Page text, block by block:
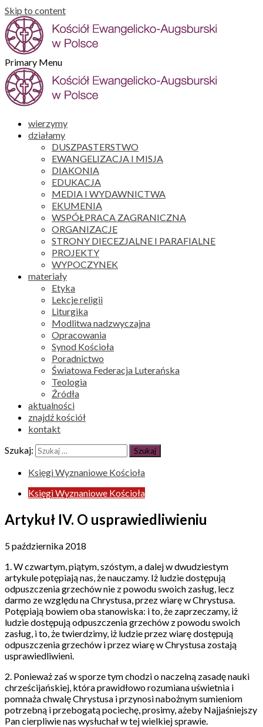
Skip to content
Primary Menu
wierzymy
działamy
DUSZPASTERSTWO
EWANGELIZACJA I MISJA
DIAKONIA
EDUKACJA
MEDIA I WYDAWNICTWA
EKUMENIA
WSPÓŁPRACA ZAGRANICZNA
ORGANIZACJE
STRONY DIECEZJALNE I PARAFIALNE
PROJEKTY
WYPOCZYNEK
materiały
Etyka
Lekcje religii
Liturgika
Modlitwa nadzwyczajna
Opracowania
Synod Kościoła
Poradnictwo
Światowa Federacja Luterańska
Teologia
Źródła
aktualności
znajdź kościół
kontakt
Szukaj:
Księgi Wyznaniowe Kościoła
Księgi Wyznaniowe Kościoła
Artykuł IV. O usprawiedliwieniu
5 października 2018
1. W czwartym, piątym, szóstym, a dalej w dwudziestym
artykule potępiają nas, że nauczamy. Iż ludzie dostępują
odpuszczenia grzechów nie z powodu swoich zasług, lecz
darmo ze względu na Chrystusa, przez wiarę w Chrystusa.
Potępiają bowiem oba stanowiska: i to, że zaprzeczamy, iż
ludzie dostępują odpuszczenia grzechów z powodu swoich
zasług, i to, że twierdzimy, iż ludzie przez wiarę dostępują
odpuszczenia grzechów i przez wiarę w Chrystusa zostają
usprawiedliwieni.
2. Ponieważ zaś w sporze tym chodzi o naczelną zasadę nauki
chrześcijańskiej, która prawidłowo rozumiana uświetnia i
pomnaża chwalę Chrystusa i przynosi nabożnym sumieniom
potrzebną i przebogatą pociechę, prosimy, ażeby Najjaśniejszy
Pan cierpliwie nas wysłuchał w tej wielkiej sprawie.